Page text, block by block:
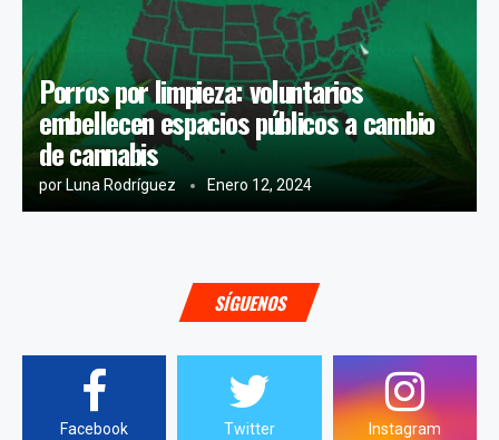
Porros por limpieza: voluntarios
embellecen espacios públicos a cambio
de cannabis
por Luna Rodríguez Enero 12, 2024
SÍGUENOS
Facebook Twitter Instagram